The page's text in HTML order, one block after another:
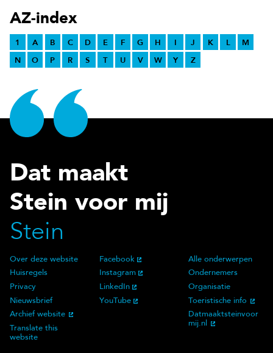
AZ-index
1 A B C D E F G H I J K L
M
N
O P R S T U V W Y Z
Dat maakt
Stein voor mij
Stein
Over deze website
Over deze website
Huisregels
Privacy
Nieuwsbrief
Archief website
Translate this
website
Social Media
Facebook
Instagram
LinkedIn
YouTube
Alle onderwerpen
Ondernemers
Organisatie
Toeristische info
Datmaaktsteinvoor
mij.nl